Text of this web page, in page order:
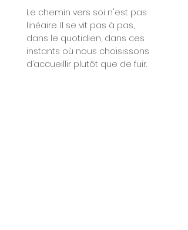
Le chemin vers soi n'est pas
linéaire. Il se vit pas à pas,
dans le quotidien, dans ces
instants où nous choisissons
d’accueillir plutôt que de fuir.